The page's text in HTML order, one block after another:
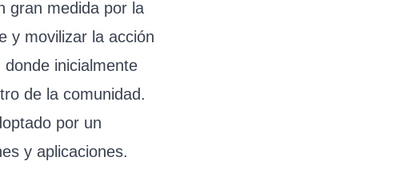
gran medida por la
y movilizar la acción
inicialmente
de la comunidad.
por un
y aplicaciones.